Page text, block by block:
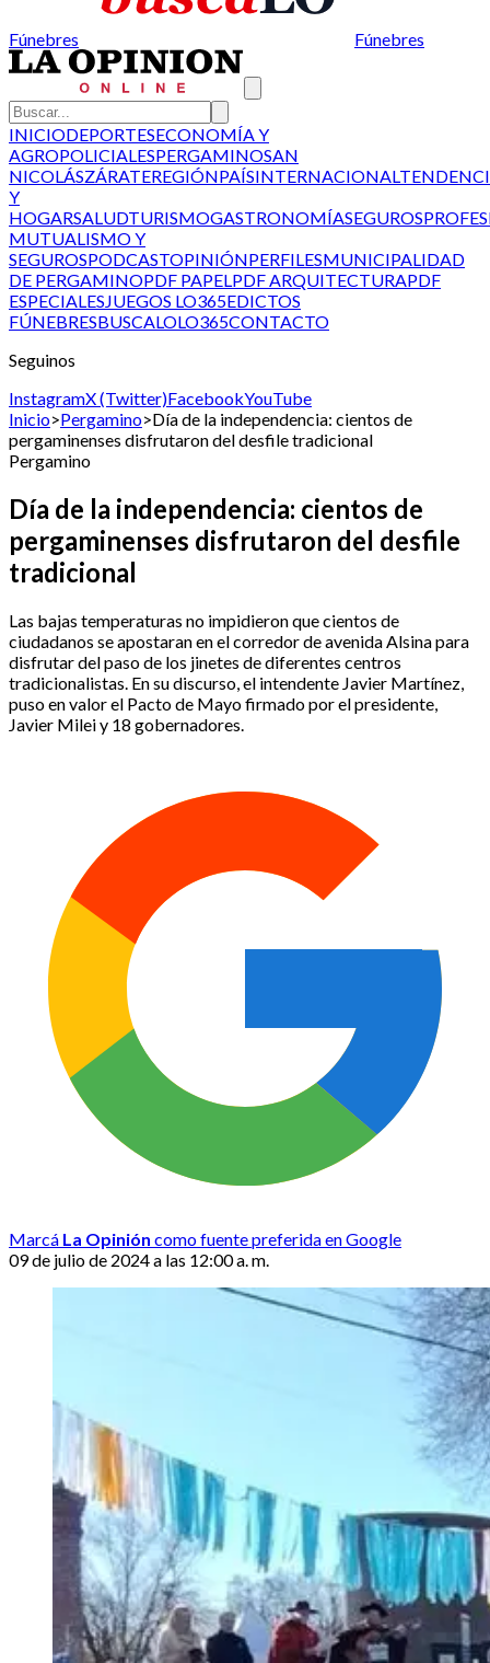
Fúnebres Fúnebres
INICIODEPORTESECONOMÍA Y
AGROPOLICIALESPERGAMINOSAN
NICOLÁSZÁRATEREGIÓNPAÍSINTERNACIONAL
Y
HOGARSALUDTURISMOGASTRONOMÍASEGUROS
MUTUALISMO Y
SEGUROSPODCASTOPINIÓNPERFILESMUNICIPALIDAD
DE PERGAMINOPDF PAPELPDF ARQUITECTURAPDF
ESPECIALESJUEGOS LO365EDICTOS
FÚNEBRESBUSCALOLO365CONTACTO
Seguinos
InstagramX (Twitter)FacebookYouTube
Inicio>Pergamino>Día de la independencia: cientos de
pergaminenses disfrutaron del desfile tradicional
Pergamino
Día de la independencia: cientos de
pergaminenses disfrutaron del desfile
tradicional
Las bajas temperaturas no impidieron que cientos de
ciudadanos se apostaran en el corredor de avenida Alsina para
disfrutar del paso de los jinetes de diferentes centros
tradicionalistas. En su discurso, el intendente Javier Martínez,
puso en valor el Pacto de Mayo firmado por el presidente,
Javier Milei y 18 gobernadores.
Marcá La Opinión como fuente preferida en Google
09 de julio de 2024 a las 12:00 a. m.